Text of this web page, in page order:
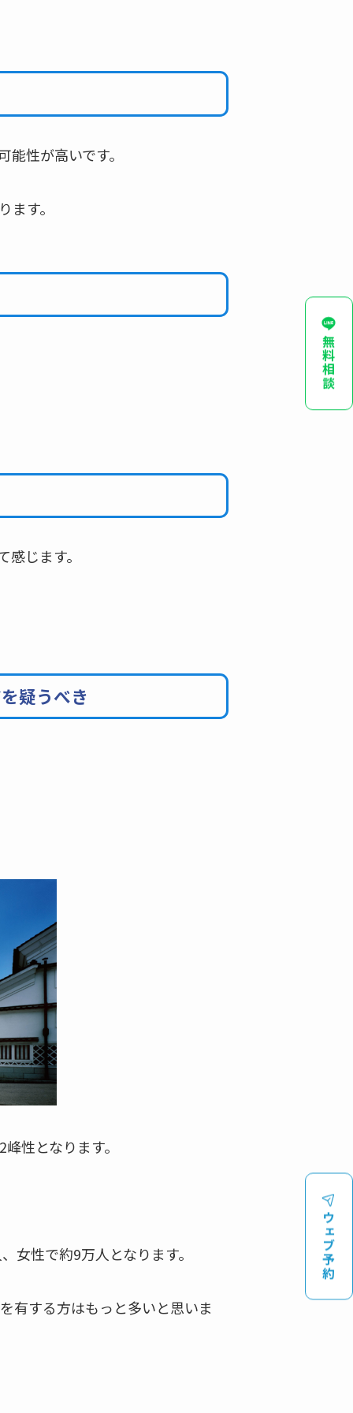
性が高いです。
す。
じます。
疑うべき
性となります。
女性で約9万人となります。
有する方はもっと多いと思いま
無料相談
ウェブ予約